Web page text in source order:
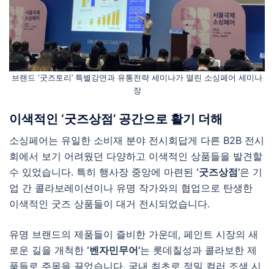
브랜드 ‘굿즈토리’ 특별강연과 유통전략 세미나가 열린 소싱페어 세미나
장
이색적인 ‘굿즈상점’ 공간으로 활기 더해
소싱페어는 유일한 소비재 분야 전시회답게 다른 B2B 전시
회에서 보기 어려웠던 다양하고 이색적인 상품들을 발견할
수 있었습니다. 특히 행사장 중앙에 마련된 ‘굿즈상점’은 기
업 간 콜라보레이션이나 유명 작가와의 협업으로 탄생한
이색적인 굿즈 상품들이 대거 전시되었습니다.
유명 브랜드의 제품들이 즐비한 가운데, 페인트 시장의 새
로운 길을 개척한 ‘벤자민무어’는 롯데칠성과 콜라보한 제
품들로 주목을 끌었습니다. 국내 최초로 정밀 컬러 조색 시